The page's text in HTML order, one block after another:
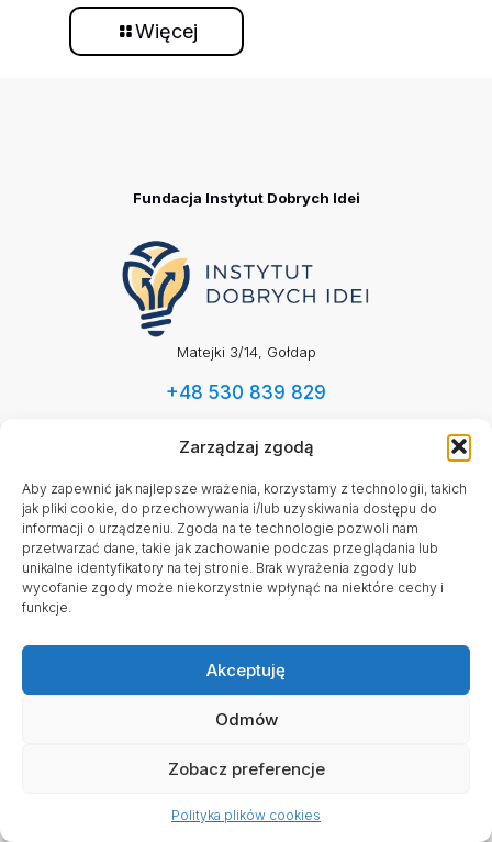
Zarządzaj zgodą
Aby zapewnić jak najlepsze wrażenia, korzystamy z technologii, takich
jak pliki cookie, do przechowywania i/lub uzyskiwania dostępu do
informacji o urządzeniu. Zgoda na te technologie pozwoli nam
przetwarzać dane, takie jak zachowanie podczas przeglądania lub
unikalne identyfikatory na tej stronie. Brak wyrażenia zgody lub
wycofanie zgody może niekorzystnie wpłynąć na niektóre cechy i
funkcje.
Akceptuję
Odmów
Zobacz preferencje
Polityka plików cookies
Więcej
Fundacja Instytut Dobrych Idei
Matejki 3/14, Gołdap
+48 530 839 829
Dane rejestrowe
KRS: 0001197338
NIP: 8471634375
Godziny pracy
Poniedziałek - Sobota